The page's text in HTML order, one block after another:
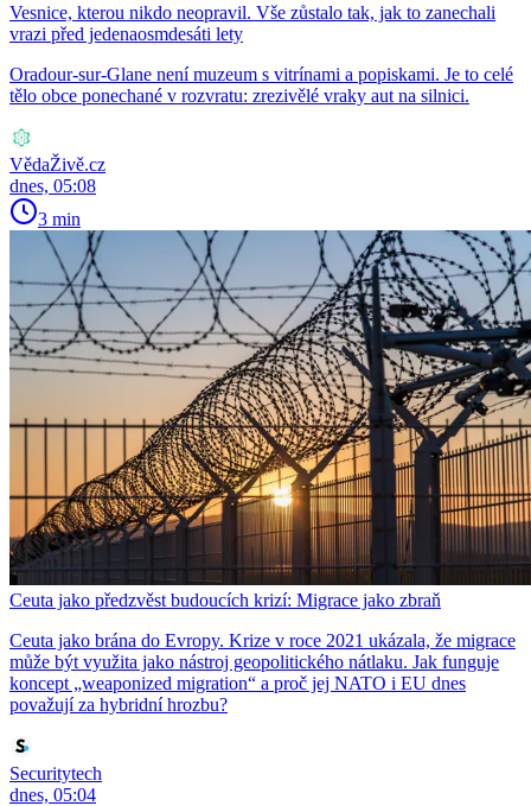
Vesnice, kterou nikdo neopravil. Vše zůstalo tak, jak to zanechali
vrazi před jedenaosmdesáti lety
Oradour-sur-Glane není muzeum s vitrínami a popiskami. Je to celé
tělo obce ponechané v rozvratu: zrezivělé vraky aut na silnici.
VědaŽivě.cz
dnes, 05:08
3 min
Ceuta jako předzvěst budoucích krizí: Migrace jako zbraň
Ceuta jako brána do Evropy. Krize v roce 2021 ukázala, že migrace
může být využita jako nástroj geopolitického nátlaku. Jak funguje
koncept „weaponized migration“ a proč jej NATO i EU dnes
považují za hybridní hrozbu?
Securitytech
dnes, 05:04